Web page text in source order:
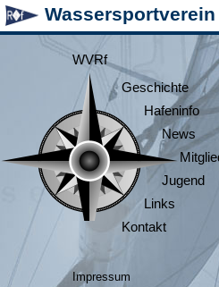
Wassersportverein
WVRf
Geschichte
Hafeninfo
News
Jugend
Links
Kontakt
Impressum